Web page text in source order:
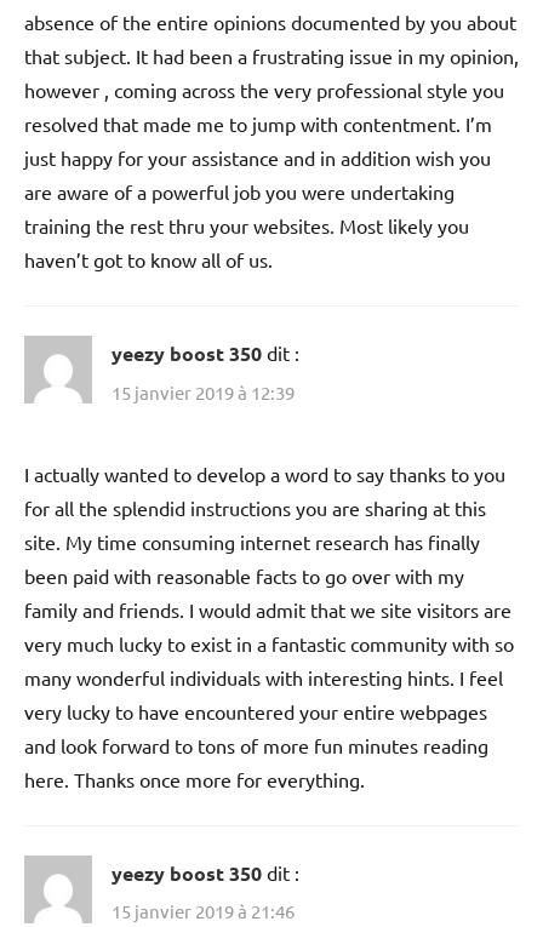
absence of the entire opinions documented by you about
that subject. It had been a frustrating issue in my opinion,
however , coming across the very professional style you
resolved that made me to jump with contentment. I’m
just happy for your assistance and in addition wish you
are aware of a powerful job you were undertaking
training the rest thru your websites. Most likely you
haven’t got to know all of us.
yeezy boost 350 dit :
15 janvier 2019 à 12:39
I actually wanted to develop a word to say thanks to you
for all the splendid instructions you are sharing at this
site. My time consuming internet research has finally
been paid with reasonable facts to go over with my
family and friends. I would admit that we site visitors are
very much lucky to exist in a fantastic community with so
many wonderful individuals with interesting hints. I feel
very lucky to have encountered your entire webpages
and look forward to tons of more fun minutes reading
here. Thanks once more for everything.
yeezy boost 350 dit :
15 janvier 2019 à 21:46